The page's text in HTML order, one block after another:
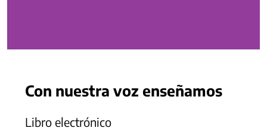
Con nuestra voz enseñamos
Libro electrónico